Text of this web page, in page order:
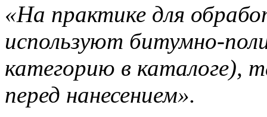
«На практике для
используют битумно-
категорию в каталоге),
перед нанесением».